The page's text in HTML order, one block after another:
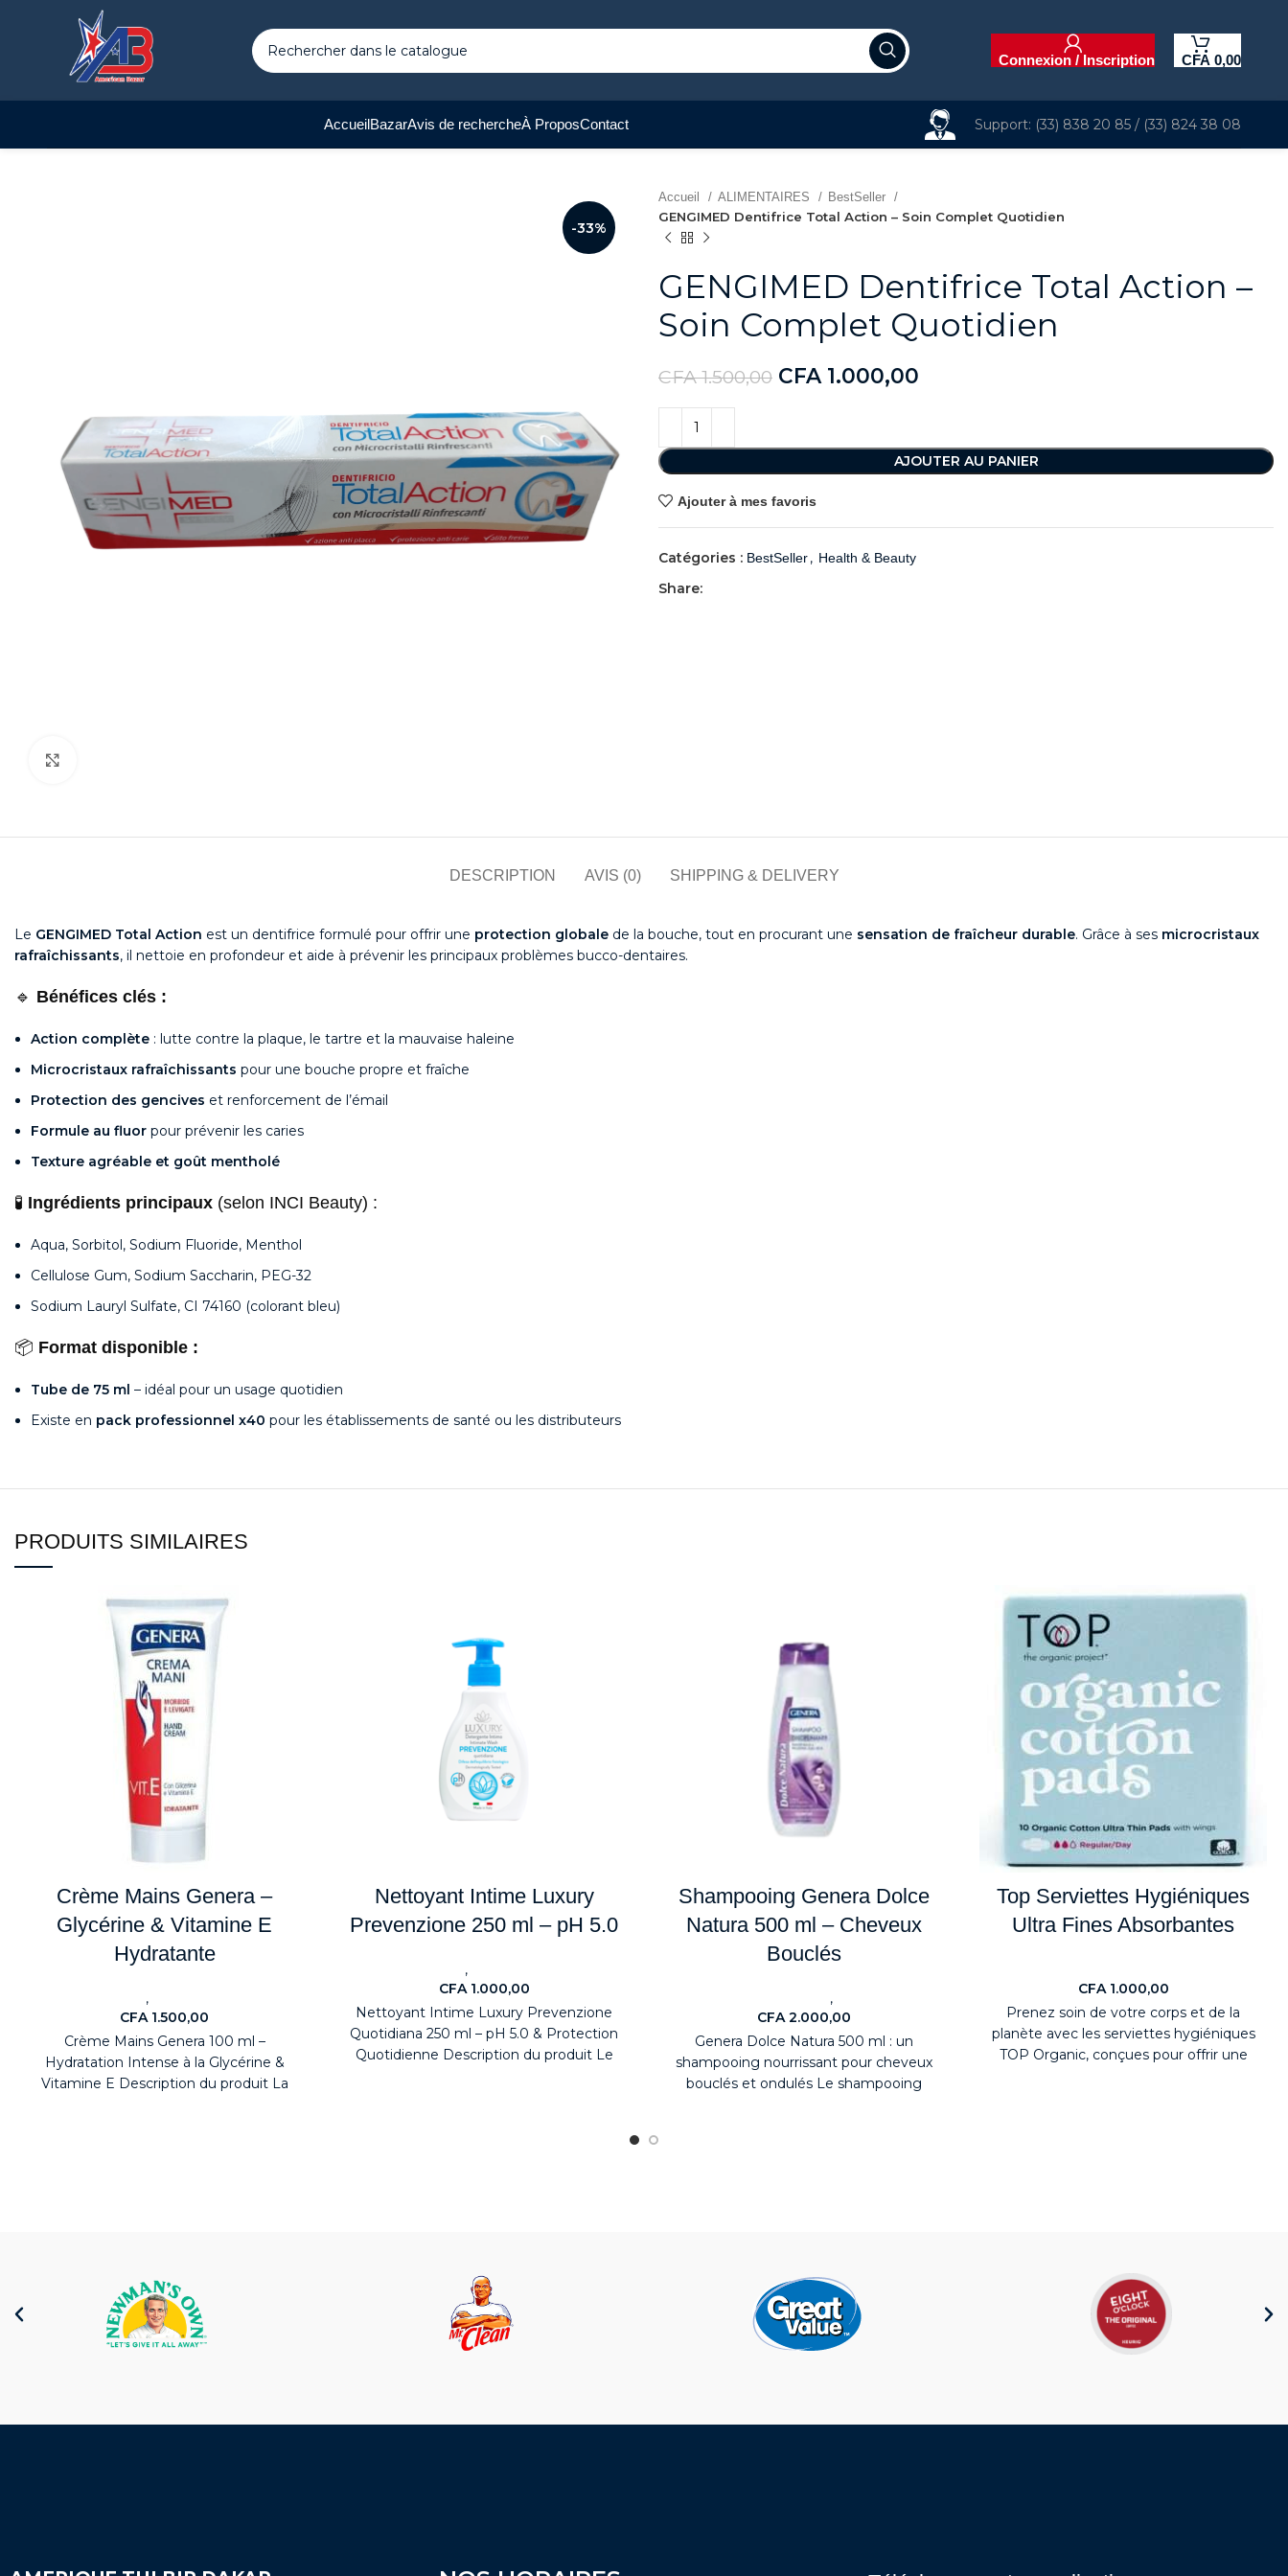
Connexion / Inscription CFA 0,00
AccueilBazarAvis de rechercheÀ ProposContact Support: (33) 838 20 85 / (33) 824 38 08
-33%
Accueil ALIMENTAIRES BestSeller
GENGIMED Dentifrice Total Action – Soin Complet Quotidien
GENGIMED Dentifrice Total Action –
Soin Complet Quotidien
CFA1.500,00 CFA 1.000,00
AJOUTER AU PANIER
Ajouter à mes favoris
Catégories : BestSeller, Health & Beauty
Share:
DESCRIPTION AVIS (0) SHIPPING & DELIVERY
Le GENGIMED Total Action est un dentifrice formulé pour offrir une protection globale de la bouche, tout en procurant une sensation de fraîcheur durable. Grâce à ses microcristaux
rafraîchissants, il nettoie en profondeur et aide à prévenir les principaux problèmes bucco-dentaires.
🔹 Bénéfices clés :
Action complète : lutte contre la plaque, le tartre et la mauvaise haleine
Microcristaux rafraîchissants pour une bouche propre et fraîche
Protection des gencives et renforcement de l’émail
Formule au fluor pour prévenir les caries
Texture agréable et goût mentholé
🧪 Ingrédients principaux (selon INCI Beauty) :
Aqua, Sorbitol, Sodium Fluoride, Menthol
Cellulose Gum, Sodium Saccharin, PEG-32
Sodium Lauryl Sulfate, CI 74160 (colorant bleu)
📦 Format disponible :
Tube de 75 ml – idéal pour un usage quotidien
Existe en pack professionnel x40 pour les établissements de santé ou les distributeurs
PRODUITS SIMILAIRES
Crème Mains Genera –
Glycérine & Vitamine E
Hydratante
,
CFA1.500,00
Crème Mains Genera 100 ml –
Hydratation Intense à la Glycérine &
Vitamine E Description du produit La
Nettoyant Intime Luxury
Prevenzione 250 ml – pH 5.0
,
CFA1.000,00
Nettoyant Intime Luxury Prevenzione
Quotidiana 250 ml – pH 5.0 & Protection
Quotidienne Description du produit Le
Shampooing Genera Dolce
Natura 500 ml – Cheveux
Bouclés
,
CFA2.000,00
Genera Dolce Natura 500 ml : un
shampooing nourrissant pour cheveux
bouclés et ondulés Le shampooing
Top Serviettes Hygiéniques
Ultra Fines Absorbantes
CFA1.000,00
Prenez soin de votre corps et de la
planète avec les serviettes hygiéniques
TOP Organic, conçues pour offrir une